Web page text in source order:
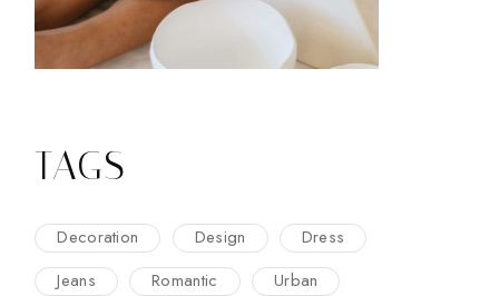
TAGS
Decoration Design
Dress
Jeans
Romantic Urban